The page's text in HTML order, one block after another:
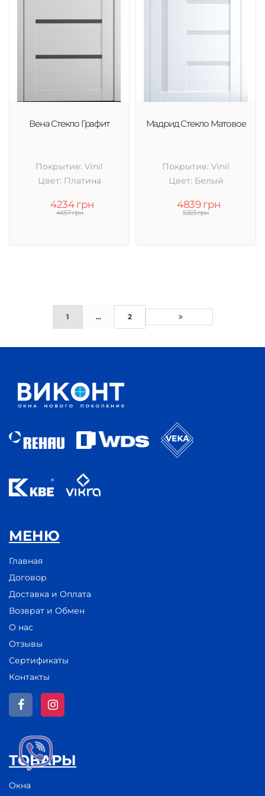
Вена Стекло Графит
Покрытие: Vinil
Цвет: Платина
4234 грн
4657 грн
Мадрид Стекло Матовое
Покрытие: Vinil
Цвет: Белый
4839 грн
5323 грн
1 ... 2
МЕНЮ
Главная
Договор
Доставка и Оплата
Возврат и Обмен
О нас
Отзывы
Сертификаты
Контакты
ТОВАРЫ
Окна